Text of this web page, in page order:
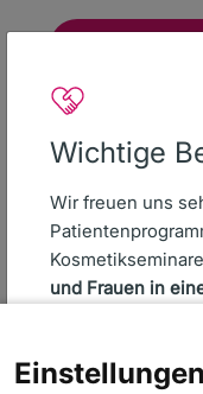
Wichtige
Wir freuen uns
und Frauen in
Anmeldung
Spendenkonto
IBANDE16 6407 0085 0013
BIC DEUTDESS640
Deutsche Bank AG
Über uns
Seminare
Ehrenamtsbereich